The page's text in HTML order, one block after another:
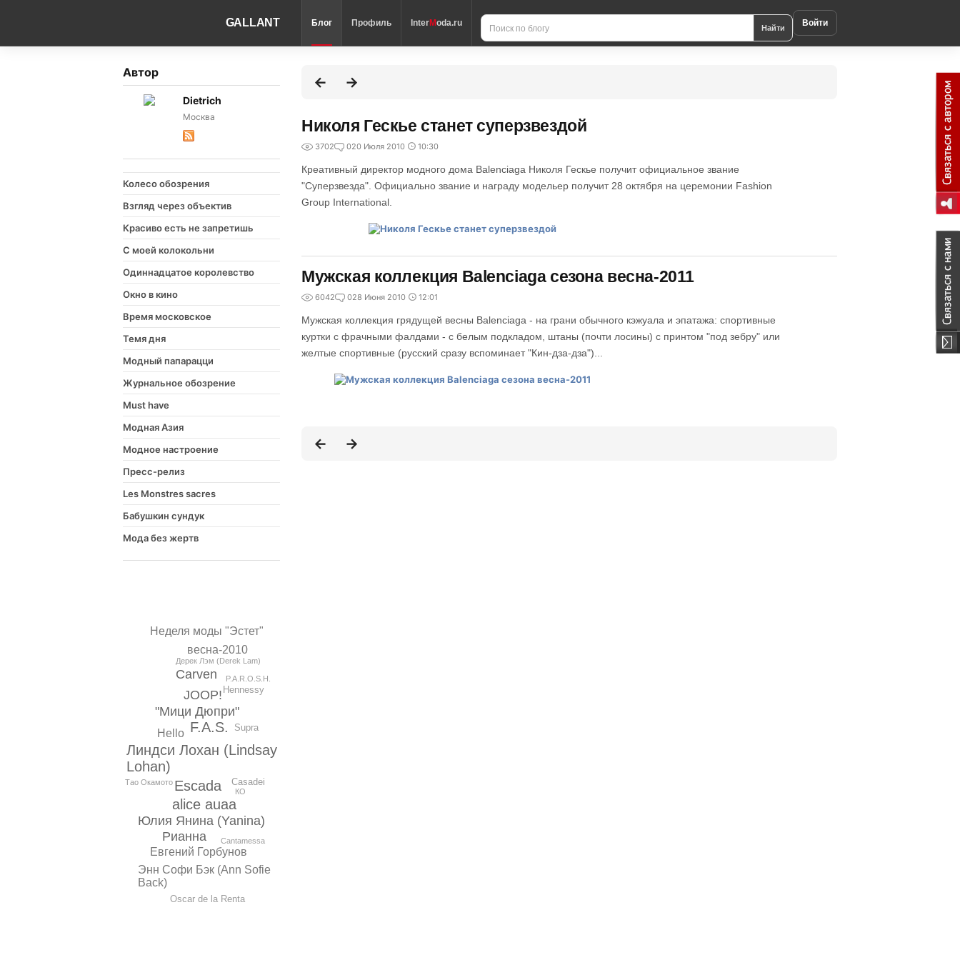
GALLANT Блог Профиль InterModa.ru Найти Войти
Автор
Dietrich
Москва
Колесо обозрения
Взгляд через объектив
Красиво есть не запретишь
С моей колокольни
Одиннадцатое королевство
Окно в кино
Время московское
Темя дня
Модный папарацци
Журнальное обозрение
Must have
Модная Азия
Модное настроение
Пресс-релиз
Les Monstres sacres
Бабушкин сундук
Мода без жертв
Линдси Лохан (Lindsay
Lohan)
Escada
F.A.S.
alice auaa
"Мици Дюпри"
Юлия Янина (Yanina)
JOOP!
Carven
Рианна
Евгений Горбунов
весна-2010
Энн Софи Бэк (Ann Sofie
Back)
Неделя моды "Эстет"
Hello Supra
Oscar de la Renta
Hennessy
Casadei
Cantamessa
Дерек Лэм (Derek Lam)
P.A.R.O.S.H.
КО
Тао Окамото
Николя Гескье станет суперзвездой
3702 020 Июля 2010 10:30
Креативный директор модного дома Balenciaga Николя Гескье получит официальное звание
"Суперзвезда". Официально звание и награду модельер получит 28 октября на церемонии Fashion
Group International.
Мужская коллекция Balenciaga сезона весна-2011
6042 028 Июня 2010 12:01
Мужская коллекция грядущей весны Balenciaga - на грани обычного кэжуала и эпатажа: спортивные
куртки с фрачными фалдами - с белым подкладом, штаны (почти лосины) с принтом "под зебру" или
желтые спортивные (русский сразу вспоминает "Кин-дза-дза")...